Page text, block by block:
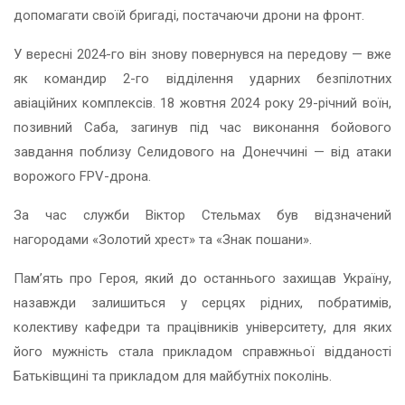
допомагати своїй бригаді, постачаючи дрони на фронт.
У вересні 2024-го він знову повернувся на передову — вже
як командир 2-го відділення ударних безпілотних
авіаційних комплексів. 18 жовтня 2024 року 29-річний воїн,
позивний Саба, загинув під час виконання бойового
завдання поблизу Селидового на Донеччині — від атаки
ворожого FPV-дрона.
За час служби Віктор Стельмах був відзначений
нагородами «Золотий хрест» та «Знак пошани».
Пам’ять про Героя, який до останнього захищав Україну,
назавжди залишиться у серцях рідних, побратимів,
колективу кафедри та працівників університету, для яких
його мужність стала прикладом справжньої відданості
Батьківщині та прикладом для майбутніх поколінь.